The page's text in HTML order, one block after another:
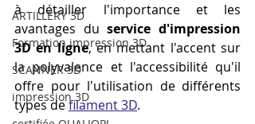
ARTILLERY 3D
Formation impression 3D
SCANNER 3D
impression 3D
à détailler l'importance et les
avantages du service d'impression
3D en ligne, en mettant l'accent sur
la polyvalence et l'accessibilité qu'il
offre pour l'utilisation de différents
types de filament 3D.